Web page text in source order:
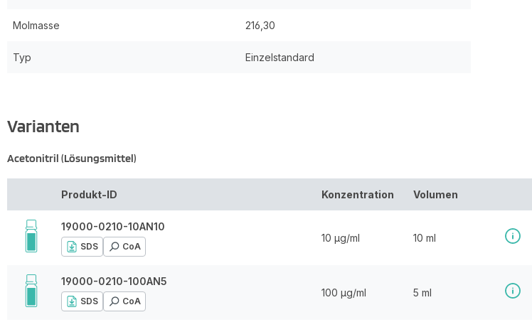
Molmasse 216,30
Typ Einzelstandard
Varianten
Acetonitril (Lösungsmittel)
Produkt-ID Konzentration Volumen
19000-0210-10AN10
SDS CoA
10 µg/ml 10 ml
19000-0210-100AN5
SDS CoA
100 µg/ml 5 ml